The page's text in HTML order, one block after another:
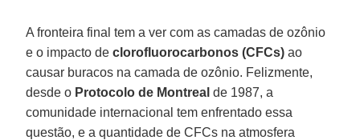
A fronteira final tem a ver com as camadas de ozônio
e o impacto declorofluorocarbonos (CFCs) ao
causar buracos na camada de ozônio. Felizmente,
desde o Protocolo de Montrealde 1987, a
comunidade internacional tem enfrentado essa
questão, e a quantidade de CFCs na atmosfera